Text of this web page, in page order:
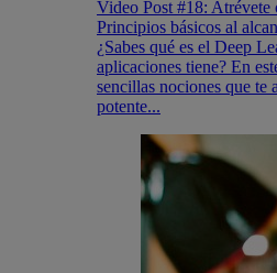
Video Post #18: Atrévete
Principios básicos al
¿Sabes qué es el Deep
aplicaciones tiene? En
sencillas nociones que te
potente...